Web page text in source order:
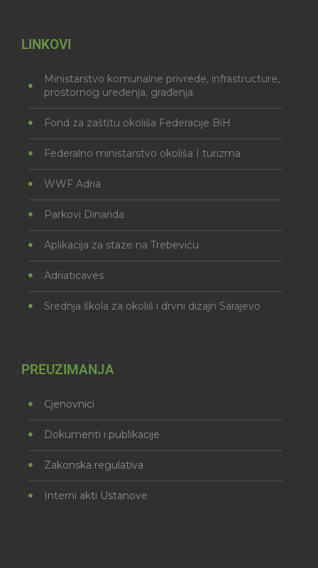
LINKOVI
Ministarstvo komunalne privrede, infrastructure,
prostornog uređenja, građenja
Fond za zaštitu okoliša Federacije BiH
Federalno ministarstvo okoliša I turizma
WWF Adria
Parkovi Dinarida
Aplikacija za staze na Trebeviću
Adriaticaves
Srednja škola za okoliš i drvni dizajn Sarajevo
PREUZIMANJA
Cjenovnici
Dokumenti i publikacije
Zakonska regulativa
Interni akti Ustanove